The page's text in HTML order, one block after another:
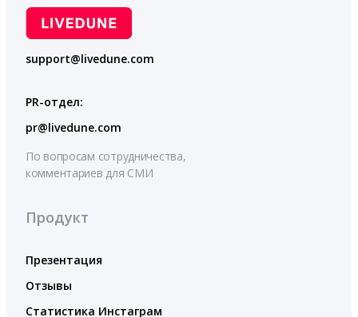
support@livedune.com
PR-отдел:
pr@livedune.com
По вопросам сотрудничества,
комментариев для СМИ
Продукт
Презентация
Отзывы
Статистика Инстаграм